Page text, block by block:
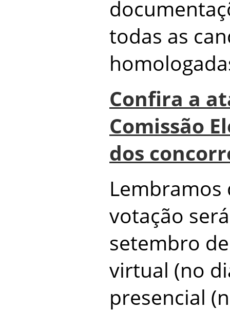
todas as
Confira a
Comissão
dos
Lembramos
votação
setembro
virtual (no
presencial